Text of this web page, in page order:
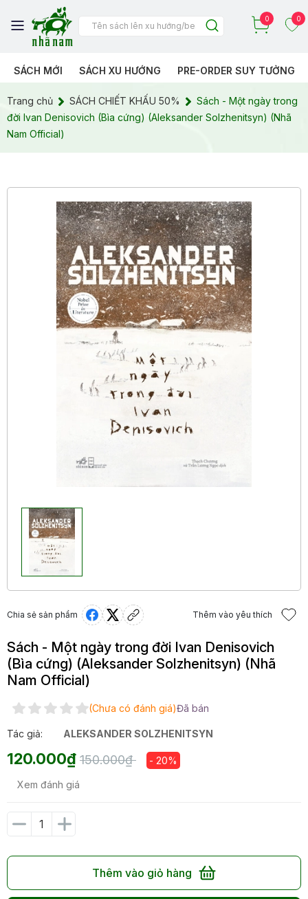
0 0
SÁCH MỚI SÁCH XU HƯỚNG PRE-ORDER SUY TƯỞNG
Trang chủ SÁCH CHIẾT KHẤU 50%
Sách - Một ngày trong
đời Ivan Denisovich (Bìa cứng) (Aleksander Solzhenitsyn) (Nhã
Nam Official)
Chia sẻ sản phẩm Thêm vào yêu thích
Sách - Một ngày trong đời Ivan Denisovich
(Bìa cứng) (Aleksander Solzhenitsyn) (Nhã
Nam Official)
(Chưa có đánh giá)Đã bán
Tác giả: ALEKSANDER SOLZHENITSYN
120.000₫ 150.000₫ - 20%
Xem đánh giá
Thêm vào giỏ hàng